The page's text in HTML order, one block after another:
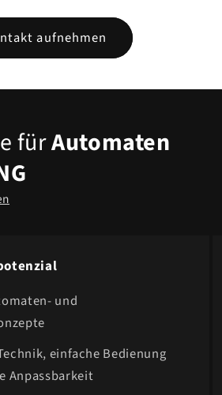
aufnehmen
fürAutomaten
und
einfache Bedienung
Anpassbarkeit